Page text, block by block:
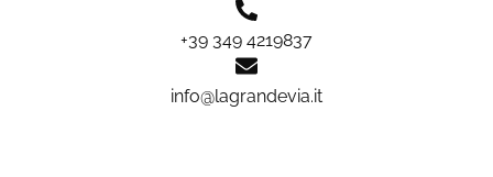
+39 349 4219837
info@lagrandevia.it